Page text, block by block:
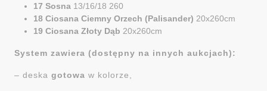
17 Sosna 13/16/18 260
18 Ciosana Ciemny Orzech (Palisander) 20x260cm
19 Ciosana Złoty Dąb 20x260cm
System zawiera (dostępny na innych aukcjach):
– deska gotowa w kolorze,